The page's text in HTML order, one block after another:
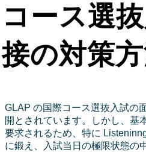
コース選
接の対策
GLAP の国際コース選抜入試の
開とされています。しかし、基
要求されるため、特に
に鍛え、入試当日の極限状態の